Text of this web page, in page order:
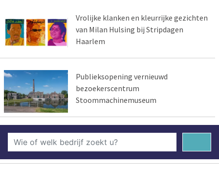
Vrolijke klanken en kleurrijke gezichten
van Milan Hulsing bij Stripdagen
Haarlem
Publieksopening vernieuwd
bezoekerscentrum
Stoommachinemuseum